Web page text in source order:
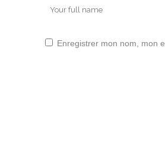
Enregistrer mon nom, mon